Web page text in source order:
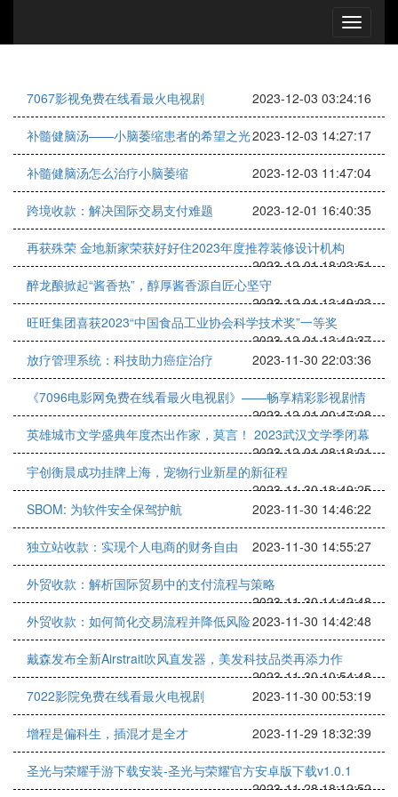
7067影视免费在线看最火电视剧 2023-12-03 03:24:16
补髓健脑汤——小脑萎缩患者的希望之光2023-12-03 14:27:17
补髓健脑汤怎么治疗小脑萎缩 2023-12-03 11:47:04
跨境收款：解决国际交易支付难题 2023-12-01 16:40:35
再获殊荣 金地新家荣获好好住2023年度推荐装修设计机构
2023-12-01 18:03:51
醉龙酿掀起“酱香热”，醇厚酱香源自匠心坚守
2023-12-01 13:49:03
旺旺集团喜获2023“中国食品工业协会科学技术奖”一等奖
2023-12-01 13:42:37
放疗管理系统：科技助力癌症治疗
2023-11-30 22:03:36
《7096电影网免费在线看最火电视剧》——畅享精彩影视剧情
2023-12-01 00:47:08
英雄城市文学盛典年度杰出作家，莫言！ 2023武汉文学季闭幕
2023-12-01 08:18:01
宇创衡晨成功挂牌上海，宠物行业新星的新征程
2023-11-30 18:49:25
SBOM: 为软件安全保驾护航
2023-11-30 14:46:22
独立站收款：实现个人电商的财务自由 2023-11-30 14:55:27
外贸收款：解析国际贸易中的支付流程与策略
2023-11-30 14:42:48
外贸收款：如何简化交易流程并降低风险2023-11-30 14:42:48
戴森发布全新Airstrait吹风直发器，美发科技品类再添力作
2023-11-30 10:54:48
7022影院免费在线看最火电视剧
2023-11-30 00:53:19
增程是偏科生，插混才是全才 2023-11-29 18:32:39
圣光与荣耀手游下载安装-圣光与荣耀官方安卓版下载v1.0.1
2023-11-28 18:12:52